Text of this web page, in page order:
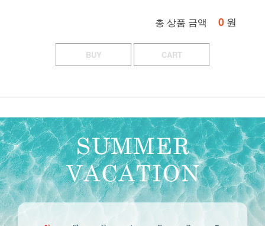
총 상품 금액 0 원
BUY CART